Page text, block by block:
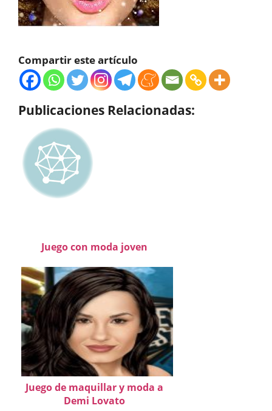
Compartir este artículo
Publicaciones Relacionadas:
Juego con moda joven
Juego de maquillar y moda a
Demi Lovato